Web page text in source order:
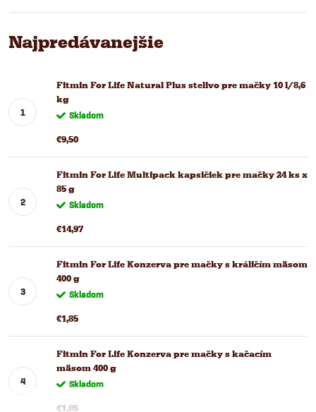
Najpredávanejšie
Fitmin For Life Natural Plus stelivo pre mačky 10 l/8,6
kg
Skladom
€9,50
Fitmin For Life Multipack kapsičiek pre mačky 24 ks x
85 g
Skladom
€14,97
Fitmin For Life Konzerva pre mačky s králičím mäsom
400 g
Skladom
€1,85
Fitmin For Life Konzerva pre mačky s kačacím
mäsom 400 g
Skladom
€1,85